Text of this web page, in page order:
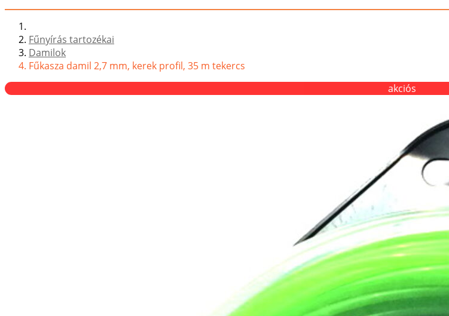
Fűnyírás tartozékai
Damilok
Fűkasza damil 2,7 mm, kerek profil, 35 m tekercs
akciós